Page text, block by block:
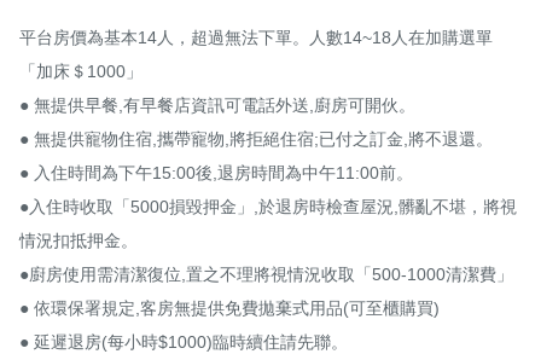
平台房價為基本14人，超過無法下單。人數14~18人在加購選單
「加床＄1000」
● 無提供早餐,有早餐店資訊可電話外送,廚房可開伙。
● 無提供寵物住宿,攜帶寵物,將拒絕住宿;已付之訂金,將不退還。
● 入住時間為下午15:00後,退房時間為中午11:00前。
●入住時收取「5000損毀押金」,於退房時檢查屋況,髒亂不堪，將視
情況扣抵押金。
●廚房使用需清潔復位,置之不理將視情況收取「500-1000清潔費」
● 依環保署規定,客房無提供免費拋棄式用品(可至櫃購買)
● 延遲退房(每小時$1000)臨時續住請先聯。